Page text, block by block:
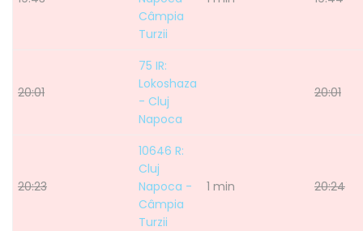
Câmpia
Turzii
20:01
75 IR:
Lokoshaza
- Cluj
Napoca
20:01
20:23
10646 R:
Cluj
Napoca -
Câmpia
Turzii
1 min 20:24